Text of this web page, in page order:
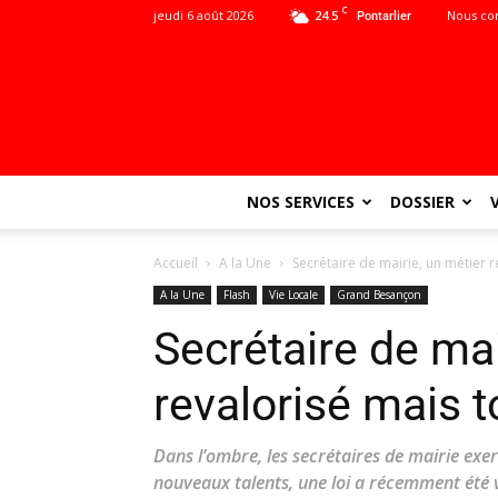
24.5 C Pontarlier
jeudi 6 août 2026 Nous
NOS SERVICES DOSSIER
Accueil A la Une Secrétaire de mairie, un métier
A la Une Flash Vie Locale Grand Besançon
Secrétaire de
revalorisé mais
Dans l’ombre, les secrétaires de mairie
nouveaux talents, une loi a récemment été